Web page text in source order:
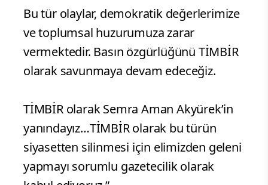
Bu tür olaylar, demokratik değerlerimize
ve toplumsal huzurumuza zarar
vermektedir. Basın özgürlüğünü TİMBİR
olarak savunmaya devam edeceğiz.
TİMBİR olarak Semra Aman Akyürek’in
yanındayız…TİMBİR olarak bu türün
siyasetten silinmesi için elimizden geleni
yapmayı sorumlu gazetecilik olarak